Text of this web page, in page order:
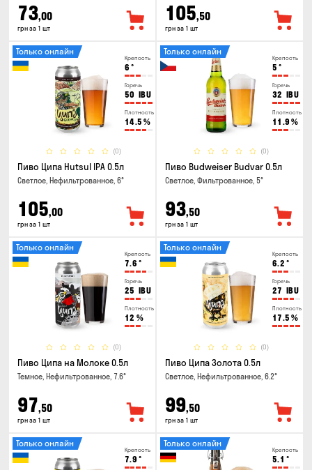
73,00
грн за 1 шт
105,50
грн за 1 шт
Крепость
6 °
Горечь
50 IBU
Плотность
14.5 %
(0)
Только онлайн
Пиво Ципа Hutsul IPA 0.5л
Светлое, Нефильтрованное, 6°
105,00
грн за 1 шт
Крепость
5 °
Горечь
32 IBU
Плотность
11.9 %
(0)
Только онлайн
Пиво Budweiser Budvar 0.5л
Светлое, Фильтрованное, 5°
93,50
грн за 1 шт
Крепость
7.6 °
Горечь
25 IBU
Плотность
12 %
(0)
Только онлайн
Пиво Ципа на Молоке 0.5л
Темное, Нефильтрованное, 7.6°
97,50
грн за 1 шт
Крепость
6.2 °
Горечь
27 IBU
Плотность
17.5 %
(0)
Только онлайн
Пиво Ципа Золота 0.5л
Светлое, Нефильтрованное, 6.2°
99,50
грн за 1 шт
Крепость
7.9 °
Только онлайн
Крепость
5.1 °
Только онлайн